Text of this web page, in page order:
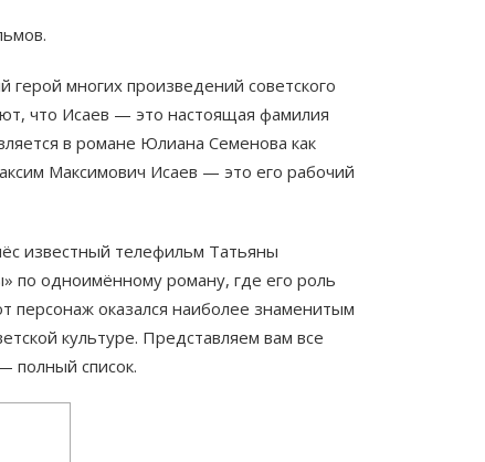
многих произведений советского
что Исаев — это настоящая фамилия
в романе Юлиана Семенова как
Максимович Исаев — это его рабочий
известный телефильм Татьяны
по одноимённому роману, где его роль
персонаж оказался наиболее знаменитым
культуре. Представляем вам все
полный список.